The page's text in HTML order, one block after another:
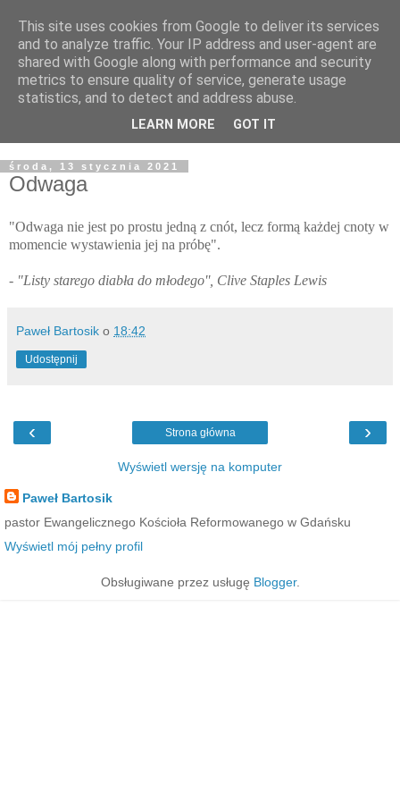
Żyjąc wiarą w REALNYM
świecie
Blog pastora Pawła Bartosika
środa, 13 stycznia 2021
Odwaga
"Odwaga nie jest po prostu jedną z cnót, lecz formą każdej cnoty w
momencie wystawienia jej na próbę".
- "Listy starego diabła do młodego'', Clive Staples Lewis
Paweł Bartosik o 18:42
Udostępnij
‹ ›
Strona główna
Wyświetl wersję na komputer
Paweł Bartosik
pastor Ewangelicznego Kościoła Reformowanego w Gdańsku
Wyświetl mój pełny profil
Obsługiwane przez usługę Blogger.
This site uses cookies from Google to deliver its services
and to analyze traffic. Your IP address and user-agent are
shared with Google along with performance and security
metrics to ensure quality of service, generate usage
statistics, and to detect and address abuse.
LEARN MORE GOT IT